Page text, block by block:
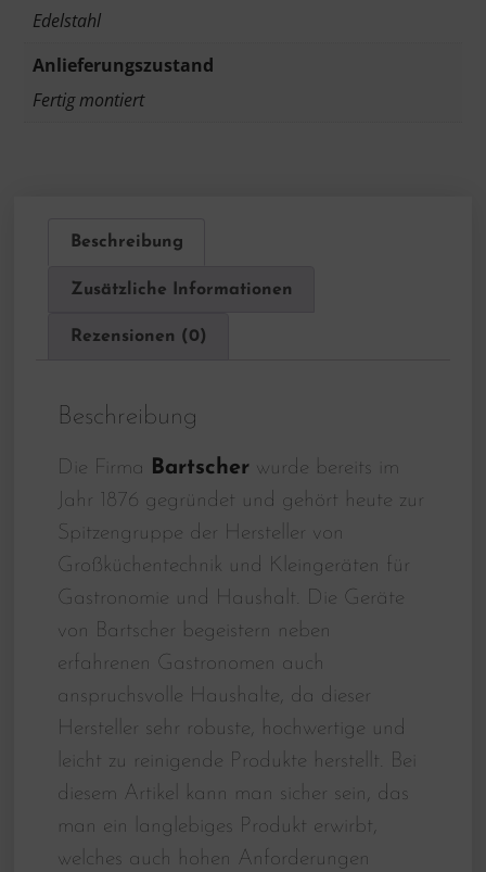
Edelstahl
Anlieferungszustand
Fertig montiert
Beschreibung
Zusätzliche Informationen
Rezensionen (0)
Beschreibung
Die Firma Bartscher wurde bereits im
Jahr 1876 gegründet und gehört heute zur
Spitzengruppe der Hersteller von
Großküchentechnik und Kleingeräten für
Gastronomie und Haushalt. Die Geräte
von Bartscher begeistern neben
erfahrenen Gastronomen auch
anspruchsvolle Haushalte, da dieser
Hersteller sehr robuste, hochwertige und
leicht zu reinigende Produkte herstellt. Bei
diesem Artikel kann man sicher sein, das
man ein langlebiges Produkt erwirbt,
welches auch hohen Anforderungen